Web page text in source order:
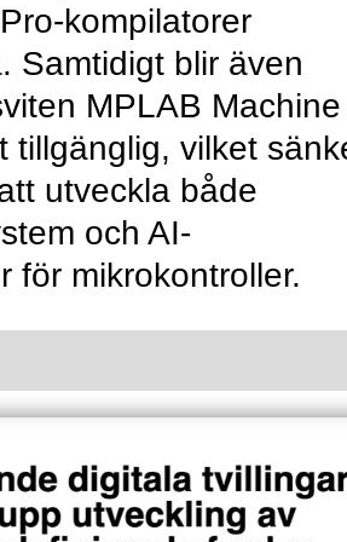
kompilatorer
Samtidigt blir även
MPLAB Machine
tillgänglig, vilket
utveckla både
och AI-
för mikrokontroller.